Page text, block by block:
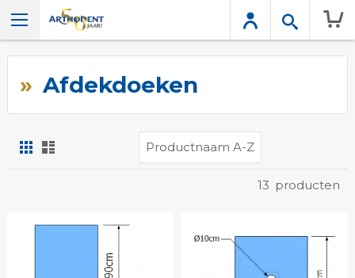
Afdekdoeken
Foto-
tabel
13 producten